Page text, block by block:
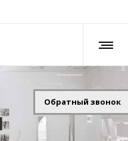
Обратный звонок